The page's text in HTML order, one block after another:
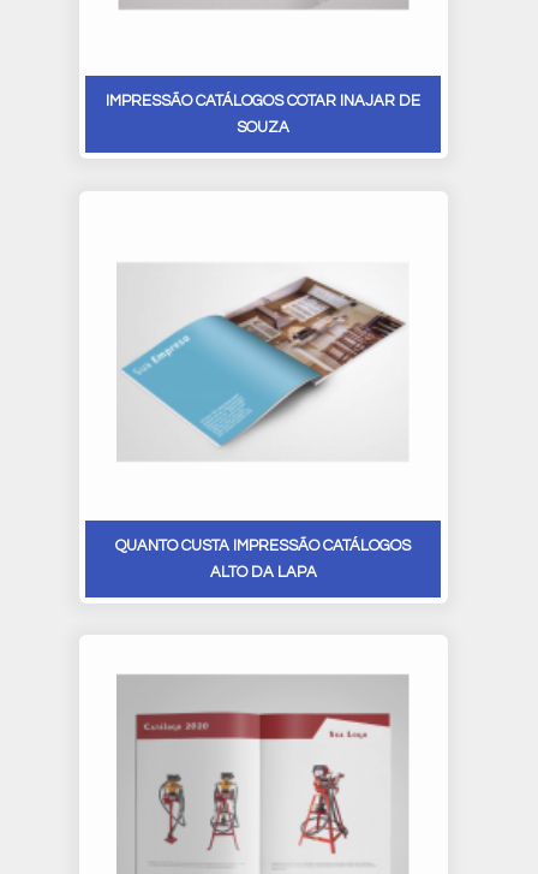
IMPRESSÃO CATÁLOGOS COTAR INAJAR DE
SOUZA
QUANTO CUSTA IMPRESSÃO CATÁLOGOS
ALTO DA LAPA